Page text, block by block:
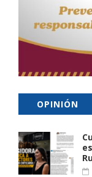
OPINIÓN